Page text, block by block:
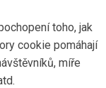
toho, jak
cookie pomáhají
míře